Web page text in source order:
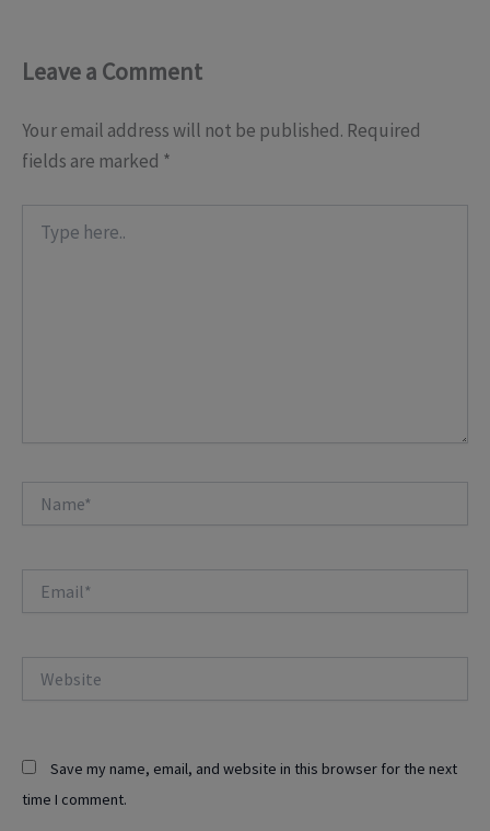
Leave a Comment
Your email address will not be published. Required
fields are marked *
here..
Save my name, email, and website in this browser for the next
time I comment.